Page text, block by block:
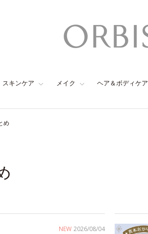
スキンケア メイク ヘア＆ボディケア
め
NEW 2026/08/04